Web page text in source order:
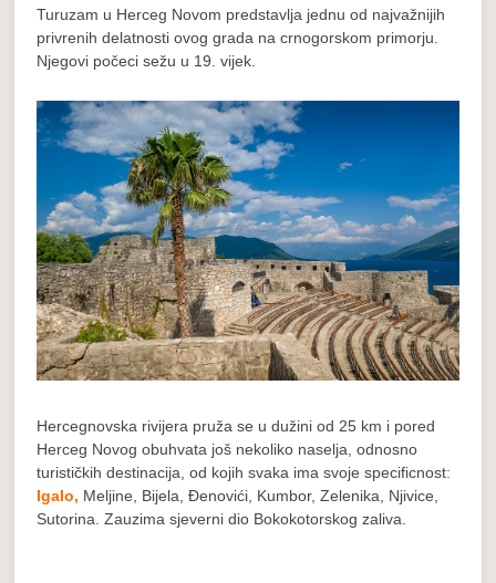
Turuzam u Herceg Novom predstavlja jednu od najvažnijih
privrenih delatnosti ovog grada na crnogorskom primorju.
Njegovi počeci sežu u 19. vijek.
Hercegnovska rivijera pruža se u dužini od 25 km i pored
Herceg Novog obuhvata još nekoliko naselja, odnosno
turističkih destinacija, od kojih svaka ima svoje specificnost:
Igalo, Meljine, Bijela, Đenovići, Kumbor, Zelenika, Njivice,
Sutorina. Zauzima sjeverni dio Bokokotorskog zaliva.